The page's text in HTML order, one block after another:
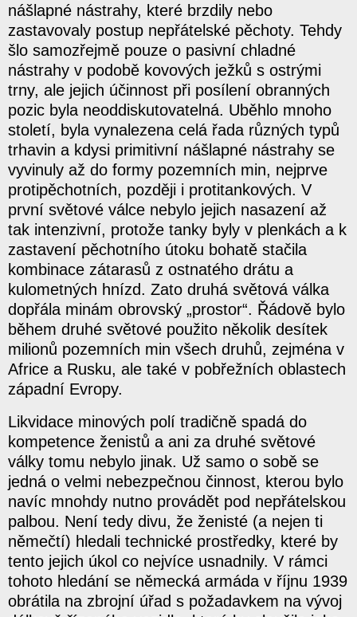
nášlapné nástrahy, které brzdily nebo
zastavovaly postup nepřátelské pěchoty. Tehdy
šlo samozřejmě pouze o pasivní chladné
nástrahy v podobě kovových ježků s ostrými
trny, ale jejich účinnost při posílení obranných
pozic byla neoddiskutovatelná. Uběhlo mnoho
století, byla vynalezena celá řada různých typů
trhavin a kdysi primitivní nášlapné nástrahy se
vyvinuly až do formy pozemních min, nejprve
protipěchotních, později i protitankových. V
první světové válce nebylo jejich nasazení až
tak intenzivní, protože tanky byly v plenkách a k
zastavení pěchotního útoku bohatě stačila
kombinace zátarasů z ostnatého drátu a
kulometných hnízd. Zato druhá světová válka
dopřála minám obrovský „prostor“. Řádově bylo
během druhé světové použito několik desítek
milionů pozemních min všech druhů, zejména v
Africe a Rusku, ale také v pobřežních oblastech
západní Evropy.
Likvidace minových polí tradičně spadá do
kompetence ženistů a ani za druhé světové
války tomu nebylo jinak. Už samo o sobě se
jedná o velmi nebezpečnou činnost, kterou bylo
navíc mnohdy nutno provádět pod nepřátelskou
palbou. Není tedy divu, že ženisté (a nejen ti
němečtí) hledali technické prostředky, které by
tento jejich úkol co nejvíce usnadnily. V rámci
tohoto hledání se německá armáda v říjnu 1939
obrátila na zbrojní úřad s požadavkem na vývoj